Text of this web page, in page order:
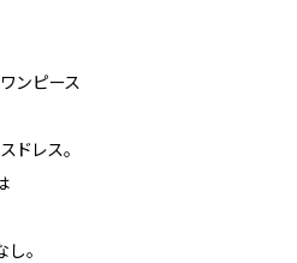
ンピース
ドレス。
。